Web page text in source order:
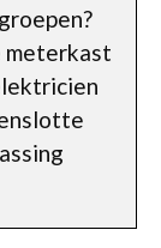
meterkast